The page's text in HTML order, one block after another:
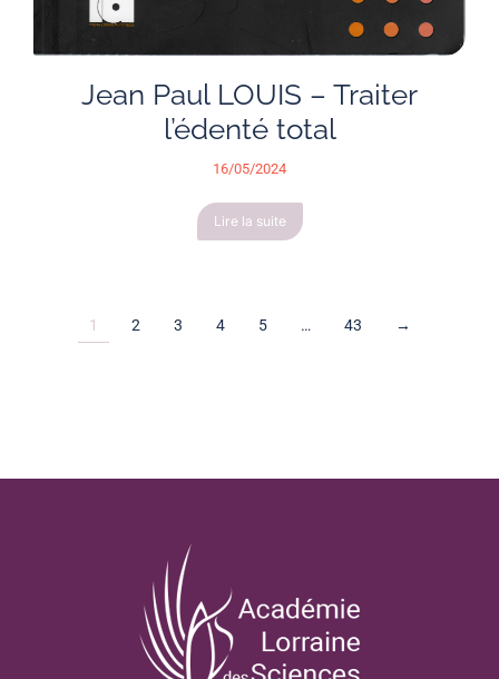
Jean Paul LOUIS – Traiter
l’édenté total
16/05/2024
Lire la suite
1 2 3 4 5 … 43 →